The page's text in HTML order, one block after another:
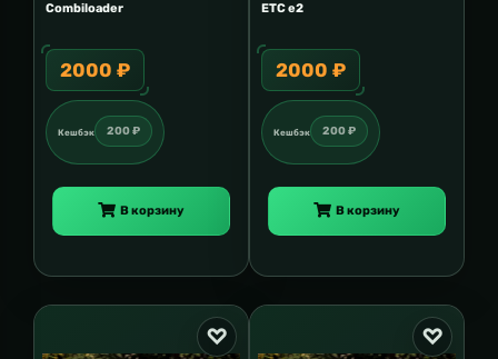
Combiloader
2000 ₽
Кешбэк 200 ₽
В корзину
ETC e2
2000 ₽
Кешбэк 200 ₽
В корзину